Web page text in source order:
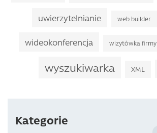
Kategorie
uwierzytelnianie web builder
wideokonferencja wizytówka firmy
wyszukiwarka XML